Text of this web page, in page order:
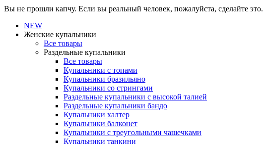
Вы не прошли капчу. Если вы реальный человек, пожалуйста, сделайте это.
NEW
Женские купальники
Все товары
Раздельные купальники
Все товары
Купальники с топами
Купальники бразильяно
Купальники со стрингами
Раздельные купальники с высокой талией
Раздельные купальники бандо
Купальники халтер
Купальники балконет
Купальники с треугольными чашечками
Купальники танкини